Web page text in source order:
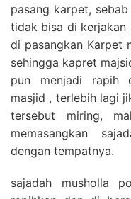
pasang karpet,
tidak bisa di kerjakan
di pasangkan Karpet
sehingga kapret
pun menjadi rapih
masjid , terlebih lagi
tersebut miring,
memasangkan
dengan tempatnya.
sajadah musholla